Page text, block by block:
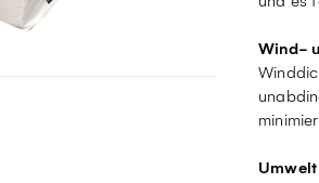
Wind-
Umwelt